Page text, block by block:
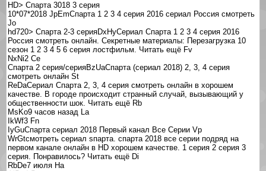
HD> Спарта 3018 3 серия
10*07*2018 JpEmСпарта 1 2 3 4 серия 2016 сериал Россия смотреть
Jo
hd720> Спарта 2-3 серияDxHyСериал Спарта 1 2 3 4 серия 2016
Россия смотреть онлайн. Секретные материалы: Перезагрузка 10
сезон 1 2 3 4 5 6 серия лостфильм. Читать ещё Fv
NxNi2 Ce
Спарта 2 серия/серияBzUaСпарта (сериал 2018) 2, 3, 4 серия
смотреть онлайн St
ReDaСериал Спарта 2, 3, 4 серия смотреть онлайн в хорошем
качестве. В городе происходит странный случай, вызывающий у
общественности шок. Читать ещё Rb
MsKo9 часов назад La
IkWf3 Fn
IyGuСпарта сериал 2018 Первый канал Все Серии Vp
WrGtсмотреть сериал sпарта. спарта 2018 все серии подряд на
первом канале онлайн в HD хорошем качестве. 1 серия 2 серия 3
серия. Понравилось? Читать ещё Di
RbDe7 июля Ha